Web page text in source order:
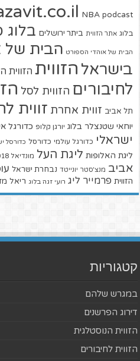
NBA podcast
בלוג אתר הזווית ביתר ירושלים בלוג
הבית של אוהדי הספורט הבית של
בישראל הזווית הזווית
לחיבורים הזווית לסל
תל אביב זווית אחרת זווית
יוחאי שטנצלר בלוג יורגן קלופ כדורגל
ישראלי כדורגל עולמי כדורסל כדורסל
ליגת האלופות ליגת העל מונדיאל 2018
אביב מנצ'סטר יונייטד נבחרת ישראל
הזווית פרמייר ליג רועי זגה בלוג ריאל
קטגוריות
במגרש שלהם
דירוג הפרשנים
הזווית הנוסטלגית
הזווית לחיבורים